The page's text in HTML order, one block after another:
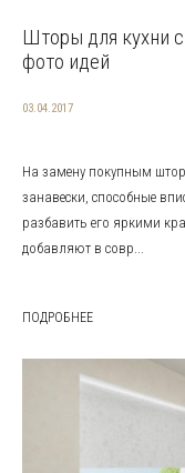
Шторы для кухни
фото идей
03.04.2017
На замену покупным
занавески, способные
разбавить его яркими
добавляют в совр...
ПОДРОБНЕЕ